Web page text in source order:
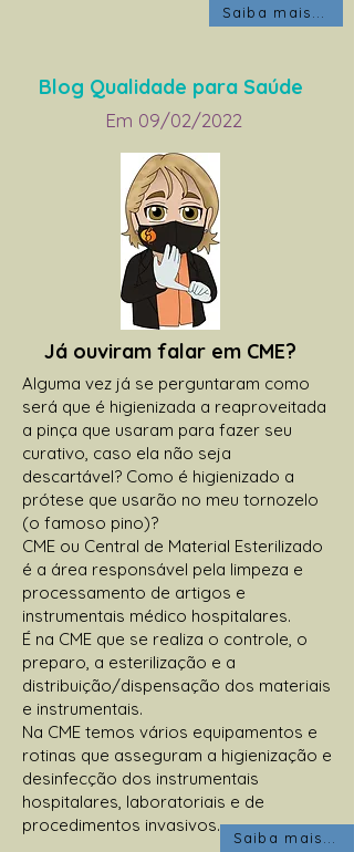
Saiba mais...
Blog Qualidade para Saúde
Em 09/02/2022
Já ouviram falar em CME?
Alguma vez já se perguntaram como
será que é higienizada a reaproveitada
a pinça que usaram para fazer seu
curativo, caso ela não seja
descartável? Como é higienizado a
prótese que usarão no meu tornozelo
(o famoso pino)?
CME ou Central de Material Esterilizado
é a área responsável pela limpeza e
processamento de artigos e
instrumentais médico hospitalares.
É na CME que se realiza o controle, o
preparo, a esterilização e a
distribuição/dispensação dos materiais
e instrumentais.
Na CME temos vários equipamentos e
rotinas que asseguram a higienização e
desinfecção dos instrumentais
hospitalares, laboratoriais e de
procedimentos invasivos.
Saiba mais...